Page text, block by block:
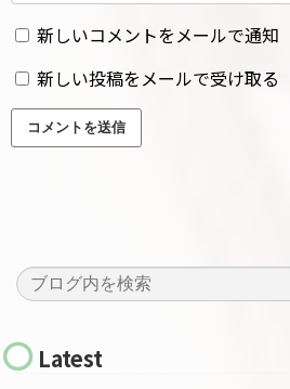
新しいコメントをメールで通知
新しい投稿をメールで受け取る
Latest